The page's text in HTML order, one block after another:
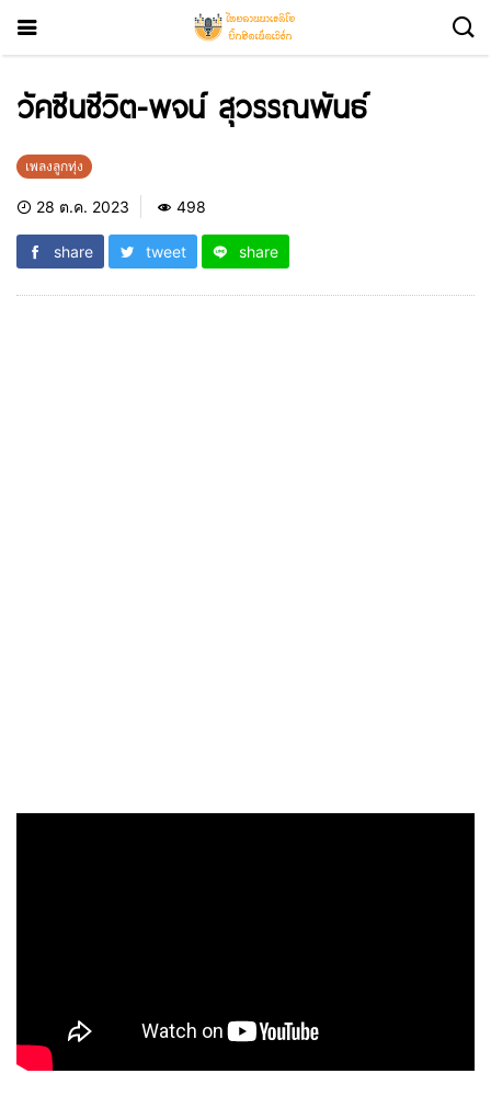
วัคซีนชีวิต-พจน์ สุวรรณพันธ์
เพลงลูกทุ่ง
28 ต.ค. 2023 498
share tweet share